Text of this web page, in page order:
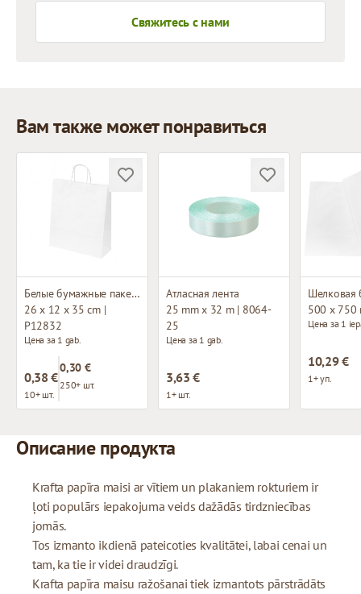
Свяжитесь с нами
Вам также может понравиться
Белые бумажные пакеты с плетёными ручками
26 x 12 x 35 cm |
P12832
Цена за 1 gab.
0,38 €
10+ шт.
0,30 €
250+ шт.
Атласная лента
25 mm x 32 m | 8064-
25
Цена за 1 gab.
3,63 €
1+ шт.
Шелковая
500 x 750
Цена за 1
10,29 €
1+ уп.
Описание продукта
Krafta papīra maisi ar vītiem un plakaniem rokturiem ir
ļoti populārs iepakojuma veids dažādās tirdzniecības
jomās.
Tos izmanto ikdienā pateicoties kvalitātei, labai cenai un
tam, ka tie ir videi draudzīgi.
Krafta papīra maisu ražošanai tiek izmantots pārstrādāts